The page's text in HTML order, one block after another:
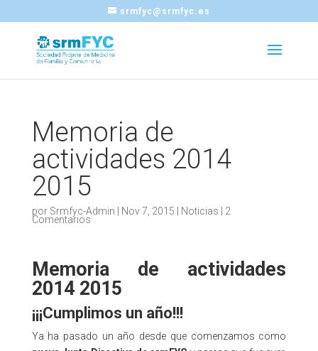
srmfyc@srmfyc.es
Memoria de
actividades 2014
2015
por Srmfyc-Admin Nov 7, 2015 Noticias 2
Comentarios
Memoria de actividades
2014 2015
¡¡¡Cumplimos un año!!!
Ya ha pasado un año desde que comenzamos como